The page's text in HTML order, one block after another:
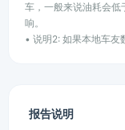
车，一般来说油耗会低
响。
• 说明2: 如果本地车友
报告说明